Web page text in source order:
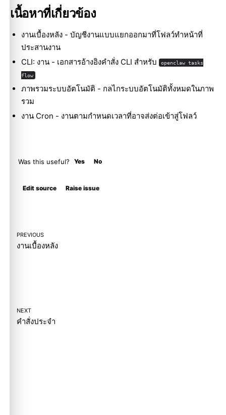
เนื้อหาที่เกี่ยวข้อง
งานเบื้องหลัง- บัญชีงานแบบแยกออกมาที่โฟลว์ทำหน้าที่
ประสานงาน
CLI: งาน- เอกสารอ้างอิงคำสั่ง CLI สำหรับ openclaw tasks
flow
ภาพรวมระบบอัตโนมัติ - กลไกระบบอัตโนมัติทั้งหมดในภาพ
รวม
งาน Cron - งานตามกำหนดเวลาที่อาจส่งต่อเข้าสู่โฟลว์
Was this useful? Yes No
Edit source Raise issue
PREVIOUS
งานเบื้องหลัง
NEXT
คำสั่งประจำ